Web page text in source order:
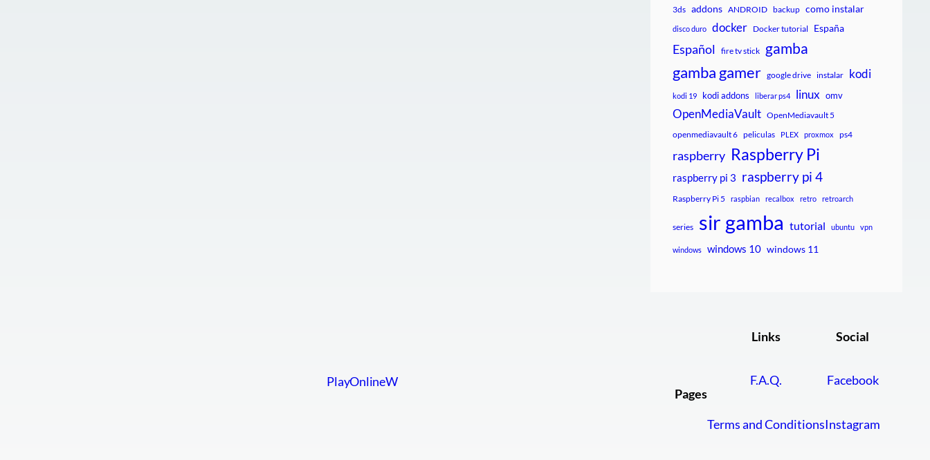
3ds addons ANDROID backup como instalar
disco duro docker Docker tutorial España
Español fire tv stick gamba
gamba gamer google drive instalar kodi
kodi 19 kodi addons liberar ps4 linux omv
OpenMediaVault OpenMediavault 5
openmediavault 6 peliculas PLEX proxmox ps4
raspberry Raspberry Pi
raspberry pi 3 raspberry pi 4
Raspberry Pi 5 raspbian recalbox retro retroarch
series sir gamba tutorial ubuntu vpn
windows windows 10 windows 11
PlayOnlineW
Pages
Links
F.A.Q.
Terms and Conditions
Social
Facebook
Instagram